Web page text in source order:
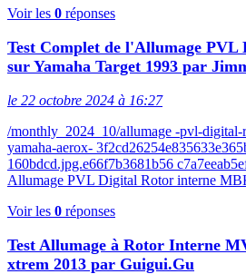
Voir les 0 réponses
Test Complet de l'Allumage
sur Yamaha Target 1993 par
le 22 octobre 2024 à 16:27
/monthly_2024_10/allumage -pvl-
yamaha-aerox-
160bdcd.jpg.e66f7b3681b56
Allumage PVL Digital Rotor interne
Voir les 0 réponses
Test Allumage à Rotor Interne
xtrem 2013 par Guigui.Gu